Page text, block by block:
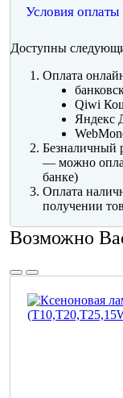
Условия оплаты
Доступны
Оплата
Qiwi
Яндекс
Безналичный
— можно
банке)
Оплата
получении
Возможно